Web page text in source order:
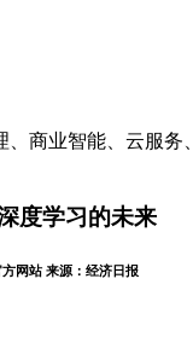
、商业智能、云服务
度学习的未来
网站 来源： 经济日报